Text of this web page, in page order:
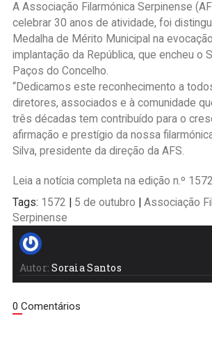
A Associação Filarmónica Serpinense
celebrar 30 anos de atividade, foi
Medalha de Mérito Municipal na
implantação da República, que encheu o
Paços do Concelho.
“Dedicamos este reconhecimento a
diretores, associados e à comunidade
três décadas tem contribuído para o
afirmação e prestígio da nossa
Silva, presidente da direção da AFS.
Leia a notícia completa na edição n.º
Tags: 1572 5 de outubro
Associação
Serpinense
Autor: Soraia Santos
0 Comentários